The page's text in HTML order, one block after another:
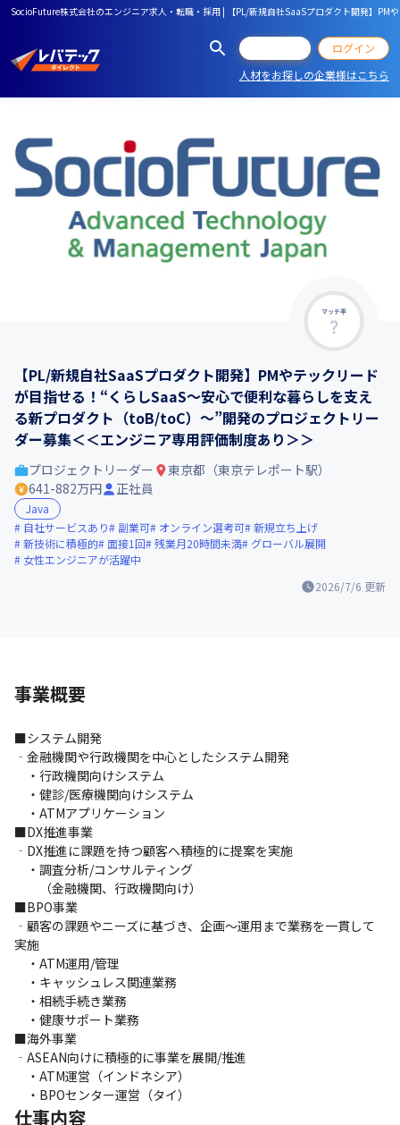
SocioFuture株式会社のエンジニア求人・転職・採用 | 【PL/新規自社SaaSプロダクト開発】
ログイン
人材をお探しの企業様はこちら
マッチ率
【PL/新規自社SaaSプロダクト開発】PMやテックリード
が目指せる！“くらしSaaS～安心で便利な暮らしを支え
る新プロダクト（toB/toC）～”開発のプロジェクトリー
ダー募集＜＜エンジニア専用評価制度あり＞＞
2026/7/6 更新
プロジェクトリーダー
東京都（東京テレポート駅）
641-882万円
正社員
Java
自社サービスあり
副業可 オンライン選考可 新規立ち上げ
新技術に積極的
面接1回 残業月20時間未満
グローバル展開
女性エンジニアが活躍中
事業概要
■システム開発
‐金融機関や行政機関を中心としたシステム開発
・行政機関向けシステム
・健診/医療機関向けシステム
・ATMアプリケーション
■DX推進事業
‐DX推進に課題を持つ顧客へ積極的に提案を実施
・調査分析/コンサルティング
（金融機関、行政機関向け）
■BPO事業
‐顧客の課題やニーズに基づき、企画～運用まで業務を一貫して
実施
・ATM運用/管理
・キャッシュレス関連業務
・相続手続き業務
・健康サポート業務
■海外事業
‐ASEAN向けに積極的に事業を展開/推進
・ATM運営（インドネシア）
・BPOセンター運営（タイ）
仕事内容